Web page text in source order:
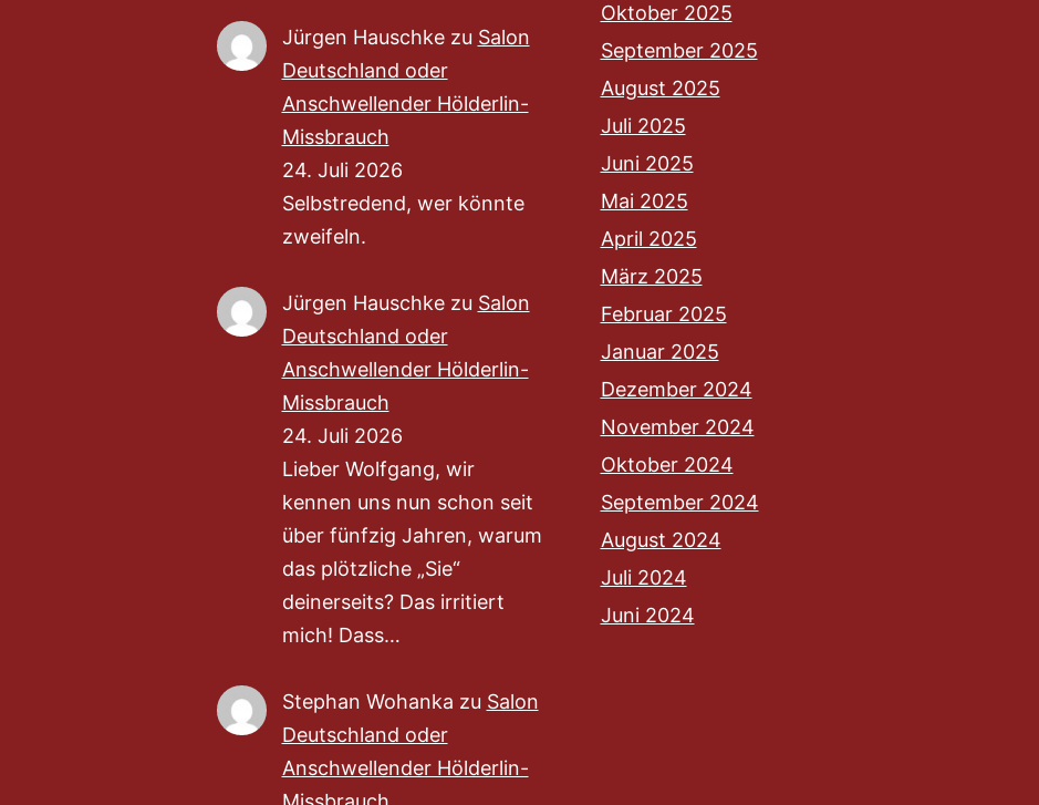
Jürgen Hauschkezu Salon
Deutschland oder
Anschwellender Hölderlin-
Missbrauch
24. Juli 2026
Selbstredend, wer könnte
zweifeln.
Jürgen Hauschkezu Salon
Deutschland oder
Anschwellender Hölderlin-
Missbrauch
24. Juli 2026
Lieber Wolfgang, wir
kennen uns nun schon seit
über fünfzig Jahren, warum
das plötzliche „Sie“
deinerseits? Das irritiert
mich! Dass…
Stephan Wohanka zu Salon
Deutschland oder
Anschwellender Hölderlin-
Oktober 2025
September 2025
August 2025
Juli 2025
Juni 2025
Mai 2025
April 2025
März 2025
Februar 2025
Januar 2025
Dezember 2024
November 2024
Oktober 2024
September 2024
August 2024
Juli 2024
Juni 2024